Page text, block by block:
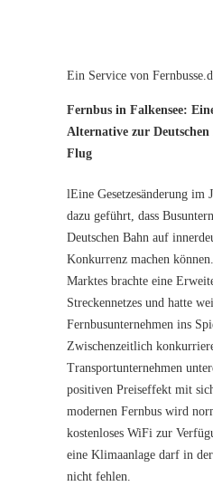
Ein Service von
Fernbus in Falkensee:
Alternative zur Deutschen
Flug
lEine Gesetzesänderung im
dazu geführt, dass
Deutschen Bahn auf
Konkurrenz machen
Marktes brachte eine
Streckennetzes und hatte
Fernbusunternehmen ins
Zwischenzeitlich
Transportunternehmen
positiven Preiseffekt mit
modernen Fernbus wird
kostenloses WiFi zur
eine Klimaanlage darf in
nicht fehlen.